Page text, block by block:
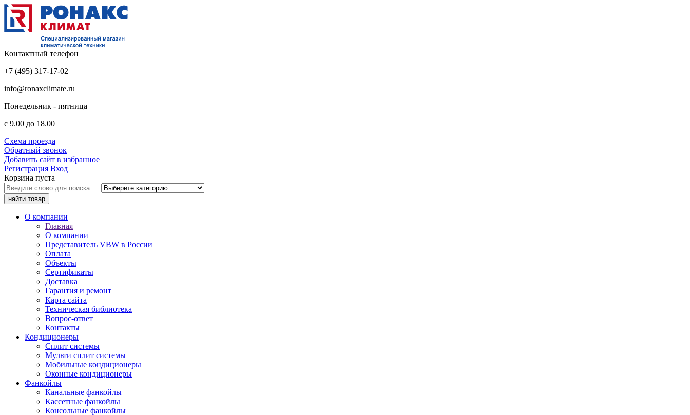
Контактный телефон
+7 (495) 317-17-02
info@ronaxclimate.ru
Понедельник - пятница
с 9.00 до 18.00
Схема проезда
Обратный звонок
Добавить сайт в избранное
Регистрация Вход
Корзина пуста
О компании
Главная
О компании
Представитель VBW в России
Оплата
Объекты
Сертификаты
Доставка
Гарантия и ремонт
Карта сайта
Техническая библиотека
Вопрос-ответ
Контакты
Кондиционеры
Сплит системы
Мульти сплит системы
Мобильные кондиционеры
Оконные кондиционеры
Фанкойлы
Канальные фанкойлы
Кассетные фанкойлы
Консольные фанкойлы